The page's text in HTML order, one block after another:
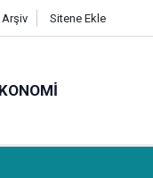
Arşiv Sitene Ekle
TUNÇ vefat